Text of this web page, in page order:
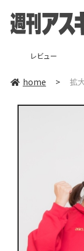
レビュー
home > 拡